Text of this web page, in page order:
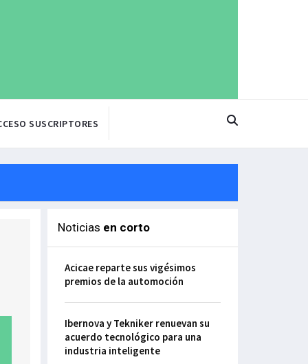
SUSCRIPTORES
Noticias en corto
Acicae reparte sus vigésimos
premios de la automoción
Ibernova y Tekniker renuevan su
acuerdo tecnológico para una
industria inteligente